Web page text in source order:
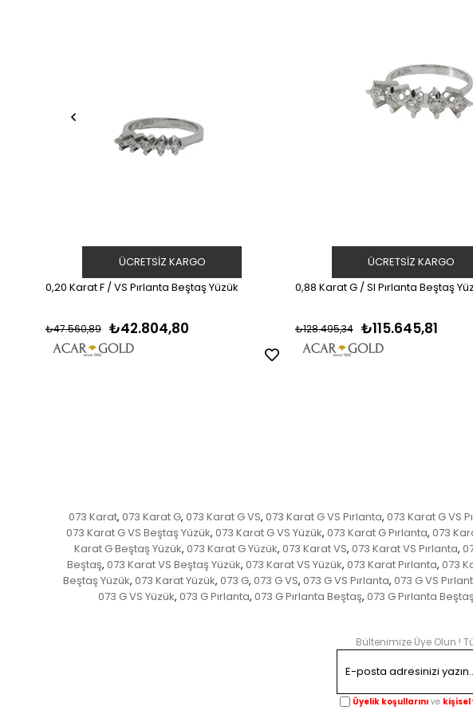
0,20 Karat F / VS Pırlanta Beştaş Yüzük
₺42.804,80
₺47.560,89
ÜCRETSIZ KARGO
0,88 Karat G / SI Pırlanta Beştaş
₺115.645,81
₺128.495,34
ÜCRETSIZ KARGO
073 Karat, 073 Karat G, 073 Karat G VS, 073 Karat G VS Pırlanta, 073 Karat G VS
073 Karat G VS Beştaş Yüzük, 073 Karat G VS Yüzük, 073 Karat G Pırlanta, 073
Karat G Beştaş Yüzük, 073 Karat G Yüzük, 073 Karat VS, 073 Karat VS Pırlanta,
Beştaş, 073 Karat VS Beştaş Yüzük, 073 Karat VS Yüzük, 073 Karat Pırlanta, 073
Beştaş Yüzük, 073 Karat Yüzük, 073 G, 073 G VS, 073 G VS Pırlanta, 073 G VS
073 G VS Yüzük, 073 G Pırlanta, 073 G Pırlanta Beştaş, 073 G Pırlanta
Bültenimize Üye Olun !
Üyelik koşullarını ve